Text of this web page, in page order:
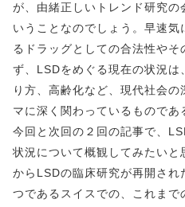
が、由緒正しいトレンド研究の
いうことなのでしょう。早速
るドラッグとしての合法性やそ
ず、LSDをめぐる現在の状況は
り方、高齢化など、現代社会
マに深く関わっているものであ
今回と次回の２回の記事で、
状況について概観してみたい
からLSDの臨床研究が再開さ
つであるスイスでの、これま